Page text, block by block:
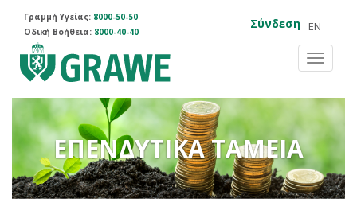
Γραμμή Υγείας: 8000-50-50
Οδική Βοήθεια: 8000-40-40
Σύνδεση EN
Toggle
ΕΠΕΝΔΥΤΙΚΑ ΤΑΜΕΙΑ